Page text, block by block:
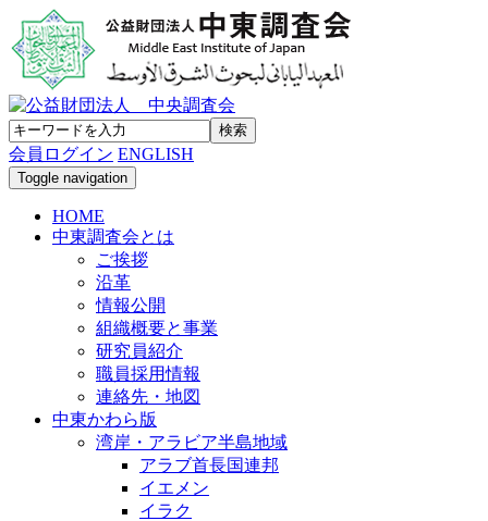
会員ログイン ENGLISH
Toggle navigation
HOME
中東調査会とは
ご挨拶
沿革
情報公開
組織概要と事業
研究員紹介
職員採用情報
連絡先・地図
中東かわら版
湾岸・アラビア半島地域
アラブ首長国連邦
イエメン
イラク